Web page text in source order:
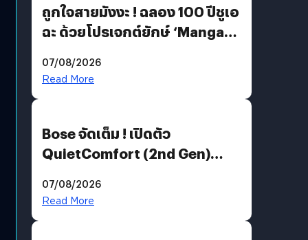
ถูกใจสายมังงะ ! ฉลอง 100 ปีชูเอ
ฉะ ด้วยโปรเจกต์ยักษ์ ‘Manga
มีภาษาไทยด้วย
07/08/2026
Read More
Bose จัดเต็ม ! เปิดตัว
QuietComfort (2nd Gen)
07/08/2026
Read More